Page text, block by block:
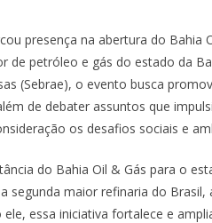
presença na abertura do Bahia
petróleo e gás do estado da
(Sebrae), o evento busca
de debater assuntos que
os desafios sociais e
do Bahia Oil & Gás para o
segunda maior refinaria do Brasil,
essa iniciativa fortalece e